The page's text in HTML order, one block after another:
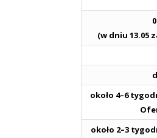
(w dniu 13.05
około 4–6
około 2–3